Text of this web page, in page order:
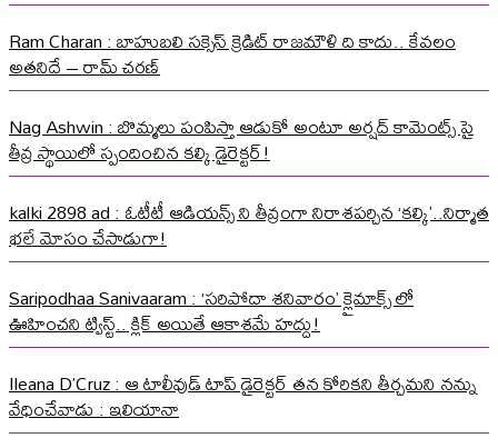
Ram Charan : బాహుబలి సక్సెస్ క్రెడిట్ రాజమౌళి ది కాదు.. కేవలం
అతనిదే – రామ్ చరణ్
Nag Ashwin : బొమ్మలు పంపిస్తా ఆడుకో అంటూ అర్షద్ కామెంట్స్ పై
తీవ్ర స్థాయిలో స్పందించిన కల్కి డైరెక్టర్!
kalki 2898 ad : ఓటీటీ ఆడియన్స్ ని తీవ్రంగా నిరాశపర్చిన ‘కల్కి’..నిర్మాత
భలే మోసం చేసాడుగా!
Saripodhaa Sanivaaram : ‘సరిపోదా శనివారం’ క్లైమాక్స్ లో
ఊహించని ట్విస్ట్.. క్లిక్ అయితే ఆకాశమే హద్దు!
Ileana D’Cruz : ఆ టాలీవుడ్ టాప్ డైరెక్టర్ తన కోరికని తీర్చమని నన్ను
వేధించేవాడు : ఇలియానా